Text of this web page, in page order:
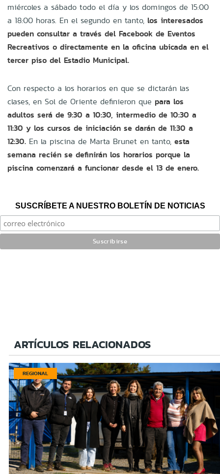
miércoles a sábado todo el día y los domingos de 15:00
a 18:00 horas. En el segundo en tanto, los interesados
pueden consultar a través del Facebook de Eventos
Recreativos o directamente en la oficina ubicada en el
tercer piso del Estadio Municipal.
Con respecto a los horarios en que se dictarán las
clases, en Sol de Oriente definieron que para los
adultos será de 9:30 a 10:30, intermedio de 10:30 a
11:30 y los cursos de iniciación se darán de 11:30 a
12:30. En la piscina de Marta Brunet en tanto, esta
semana recién se definirán los horarios porque la
piscina comenzará a funcionar desde el 13 de enero.
SUSCRÍBETE A NUESTRO BOLETÍN DE NOTICIAS
ARTÍCULOS RELACIONADOS
REGIONAL